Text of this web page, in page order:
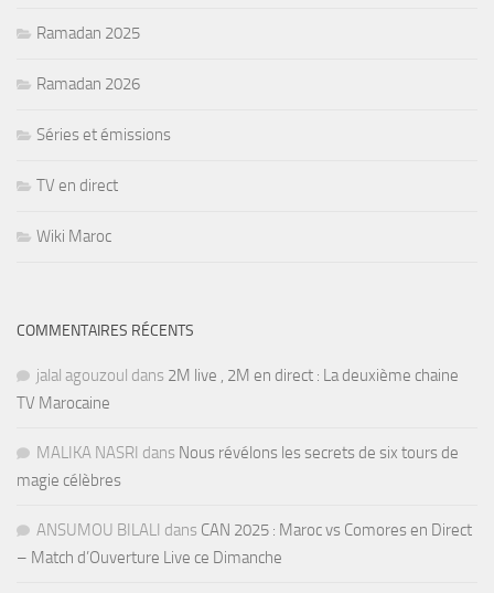
Ramadan 2025
Ramadan 2026
Séries et émissions
TV en direct
Wiki Maroc
COMMENTAIRES RÉCENTS
jalal agouzoul dans 2M live , 2M en direct : La deuxième chaine
TV Marocaine
MALIKA NASRI dans Nous révélons les secrets de six tours de
magie célèbres
ANSUMOU BILALI dans CAN 2025 : Maroc vs Comores en Direct
– Match d’Ouverture Live ce Dimanche